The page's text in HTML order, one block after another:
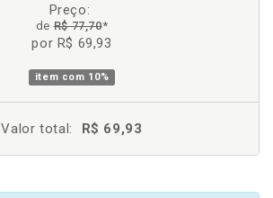
Preço:
deR$ 77,70*
por R$ 69,93
item com 10%
Valor total: R$ 69,93